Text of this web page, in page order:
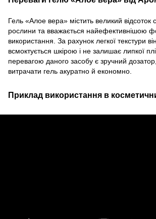
Гель «Алое вера» містить великий відсоток
рослини та вважається найефективнішою
використання. За рахунок легкої текстури
всмоктується шкірою і не залишає липкої
перевагою даного засобу є зручний
витрачати гель акуратно й економно.
Приклад використання в